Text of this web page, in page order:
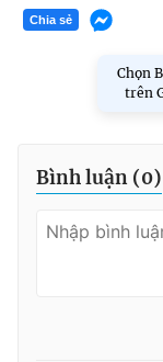
Chia sẻ
Chọn
trên
Bình luận (0)